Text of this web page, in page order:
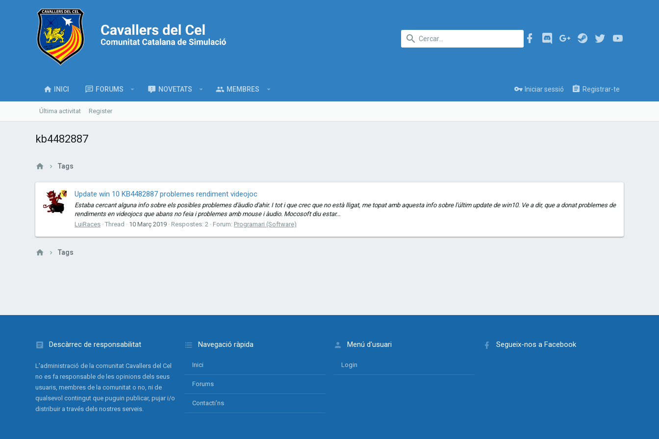
INICI FORUMS NOVETATS MEMBRES Iniciar sessió Registrar-te
Última activitat Register
kb4482887
Tags
Update win 10 KB4482887 problemes rendiment videojoc
Estaba cercant alguna info sobre els posibles problemes d'àudio d'ahir. I tot i que crec que no està lligat, me topat amb aquesta info sobre l'últim update de win10. Ve a dir, que a donat problemes de
rendiments en videojocs que abans no feia i problemes amb mouse i àudio. Mocosoft diu estar...
LuiRaces Thread 10 Març 2019 Respostes: 2 Forum: Programari (Software)
Tags
Descàrrec de responsabilitat
L'administració de la comunitat Cavallers del Cel
no es fa responsable de les opinions dels seus
usuaris, membres de la comunitat o no, ni de
qualsevol contingut que puguin publicar, pujar i/o
distribuir a través dels nostres serveis.
Navegació ràpida
Inici
Forums
Contacti'ns
Menú d'usuari
Login
Segueix-nos a Facebook